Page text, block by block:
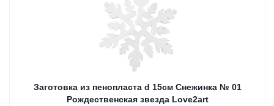
Заготовка из пенопласта d 15см Снежинка № 01
Рождественская звезда Love2art